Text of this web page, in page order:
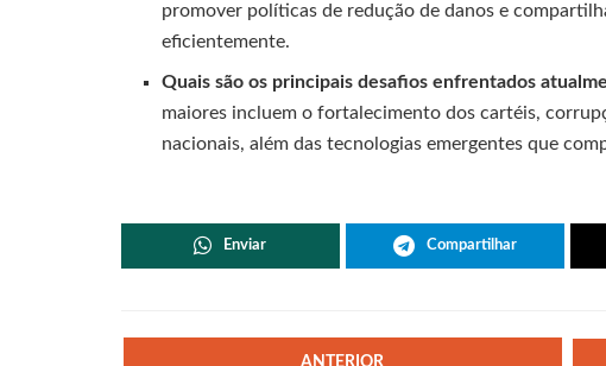
promover políticas de redução de danos e
eficientemente.
Quais são os principais desafios enfrentados
maiores incluem o fortalecimento dos cartéis,
nacionais, além das tecnologias emergentes que
Enviar Compartilhar